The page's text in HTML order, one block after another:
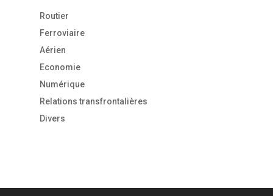
Routier
Ferroviaire
Aérien
Economie
Numérique
Relations transfrontalières
Divers